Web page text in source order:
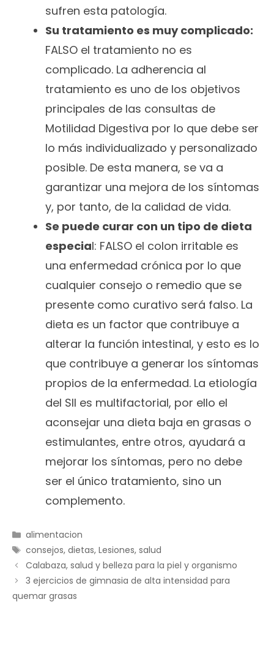
sufren esta patología.
Su tratamiento es muy complicado:
FALSO el tratamiento no es
complicado. La adherencia al
tratamiento es uno de los objetivos
principales de las consultas de
Motilidad Digestiva por lo que debe ser
lo más individualizado y personalizado
posible. De esta manera, se va a
garantizar una mejora de los síntomas
y, por tanto, de la calidad de vida.
Se puede curar con un tipo de dieta
especial: FALSO el colon irritable es
una enfermedad crónica por lo que
cualquier consejo o remedio que se
presente como curativo será falso. La
dieta es un factor que contribuye a
alterar la función intestinal, y esto es lo
que contribuye a generar los síntomas
propios de la enfermedad. La etiología
del SII es multifactorial, por ello el
aconsejar una dieta baja en grasas o
estimulantes, entre otros, ayudará a
mejorar los síntomas, pero no debe
ser el único tratamiento, sino un
complemento.
Categorías
alimentacion
Etiquetas
consejos,dietas,Lesiones,salud
Calabaza, salud y belleza para la piel y organismo
3 ejercicios de gimnasia de alta intensidad para
quemar grasas